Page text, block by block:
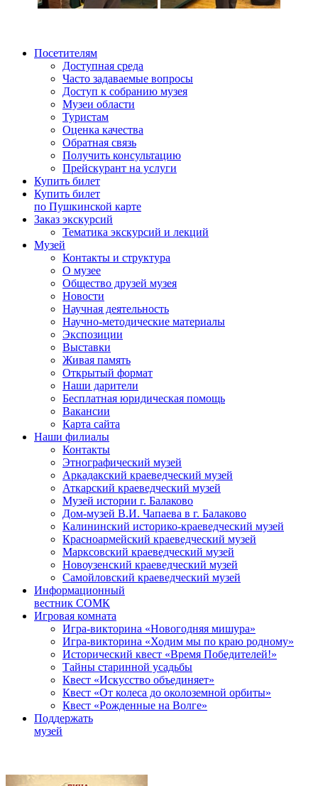
Посетителям
Доступная среда
Часто задаваемые вопросы
Доступ к собранию музея
Музеи области
Туристам
Оценка качества
Обратная связь
Получить консультацию
Прейскурант на услуги
Купить билет
Купить билет
по Пушкинской карте
Заказ экскурсий
Тематика экскурсий и лекций
Музей
Контакты и структура
О музее
Общество друзей музея
Новости
Научная деятельность
Научно-методические материалы
Экспозиции
Выставки
Живая память
Открытый формат
Наши дарители
Бесплатная юридическая помощь
Вакансии
Карта сайта
Наши филиалы
Контакты
Этнографический музей
Аркадакский краеведческий музей
Аткарский краеведческий музей
Музей истории г. Балаково
Дом-музей В.И. Чапаева в г. Балаково
Калининский историко-краеведческий музей
Красноармейский краеведческий музей
Марксовский краеведческий музей
Новоузенский краеведческий музей
Самойловский краеведческий музей
Информационный
вестник СОМК
Игровая комната
Игра-викторина «Новогодняя мишура»
Игра-викторина «Ходим мы по краю родному»
Исторический квест «Время Победителей!»
Тайны старинной усадьбы
Квест «Искусство объединяет»
Квест «От колеса до околоземной орбиты»
Квест «Рожденные на Волге»
Поддержать
музей